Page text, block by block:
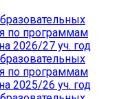
по программам
2026/27 уч. год
по программам
2025/26 уч. год